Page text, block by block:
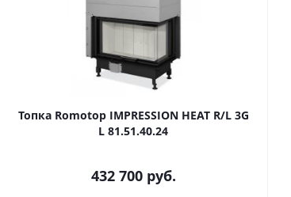
Топка Romotop IMPRESSION HEAT R/L 3G
L 81.51.40.24
432 700руб.